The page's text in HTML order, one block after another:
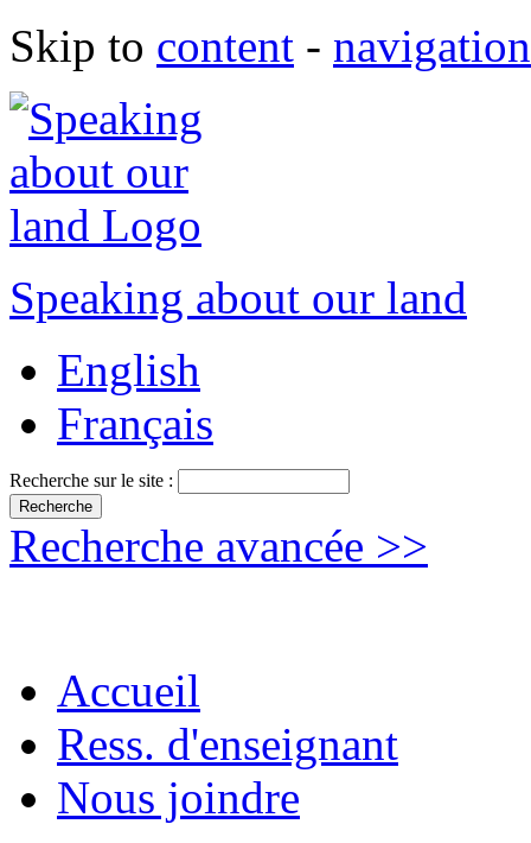
Skip to content - navigation
Speaking about our land
English
Français
Recherche sur le site :
Recherche avancée >>
Accueil
Ress. d'enseignant
Nous joindre